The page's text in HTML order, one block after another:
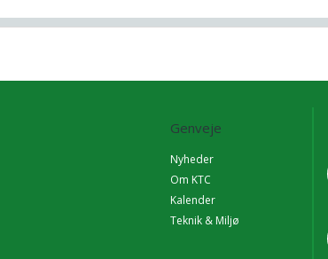
Genveje
Nyheder
Om KTC
Kalender
Teknik & Miljø